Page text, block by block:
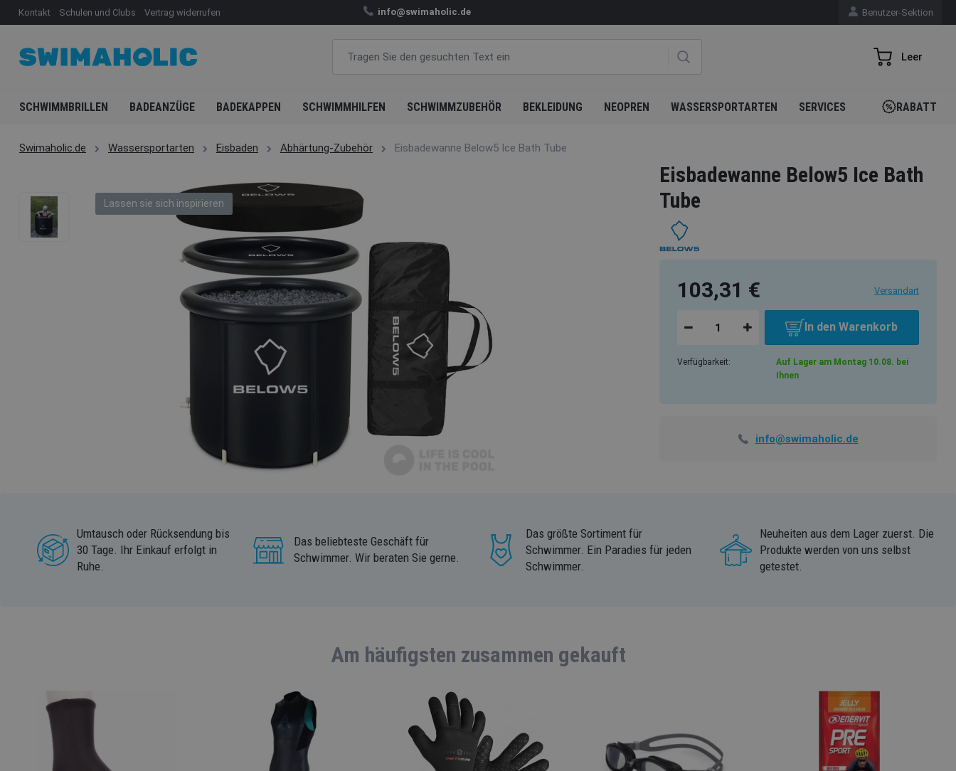
Kontakt Schulen und Clubs Vertrag widerrufen info@swimaholic.de Benutzer-Sektion
Leer
SCHWIMMBRILLEN BADEANZÜGE BADEKAPPEN SCHWIMMHILFEN SCHWIMMZUBEHÖR BEKLEIDUNG NEOPREN WASSERSPORTARTEN SERVICES RABATT
Swimaholic.de Wassersportarten Eisbaden Abhärtung-Zubehör Eisbadewanne Below5 Ice Bath Tube
Lassen sie sich inspirieren
Eisbadewanne Below5 Ice Bath
Tube
103,31 € Versandart
In den Warenkorb
Verfügbarkeit:
Auf Lager am Montag 10.08. bei
Ihnen
info@swimaholic.de
Umtausch oder Rücksendung bis
30 Tage. Ihr Einkauf erfolgt in
Ruhe.
Das beliebteste Geschäft für
Schwimmer. Wir beraten Sie gerne.
Das größte Sortiment für
Schwimmer. Ein Paradies für jeden
Schwimmer.
Neuheiten aus dem Lager zuerst. Die
Produkte werden von uns selbst
getestet.
Am häufigsten zusammen gekauft